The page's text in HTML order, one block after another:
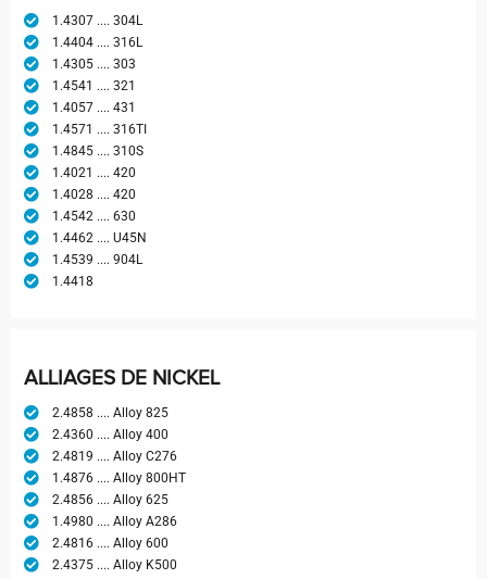
1.4307 .... 304L
1.4404 .... 316L
1.4305 .... 303
1.4541 .... 321
1.4057 .... 431
1.4571 .... 316TI
1.4845 .... 310S
1.4021 .... 420
1.4028 .... 420
1.4542 .... 630
1.4462 .... U45N
1.4539 .... 904L
1.4418
ALLIAGES DE NICKEL
2.4858 .... Alloy 825
2.4360 .... Alloy 400
2.4819 .... Alloy C276
1.4876 .... Alloy 800HT
2.4856 .... Alloy 625
1.4980 .... Alloy A286
2.4816 .... Alloy 600
2.4375 .... Alloy K500